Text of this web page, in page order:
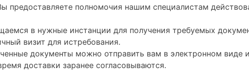
предоставляете полномочия нашим специалистам
в нужные инстанции для получения требуемых
визит для истребования.
документы можно отправить вам в электронном виде
доставки заранее согласовываются.